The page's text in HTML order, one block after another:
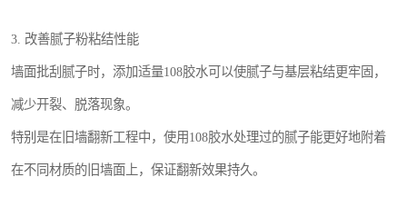
3. 改善腻子粉粘结性能
墙面批刮腻子时，添加适量108胶水可以使腻子与基层粘结更牢固，
减少开裂、脱落现象。
特别是在旧墙翻新工程中，使用108胶水处理过的腻子能更好地附着
在不同材质的旧墙面上，保证翻新效果持久。